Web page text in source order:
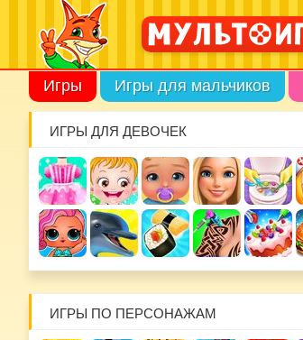
Игры Игры для мальчиков
ИГРЫ ДЛЯ ДЕВОЧЕК
ИГРЫ ПО ПЕРСОНАЖАМ